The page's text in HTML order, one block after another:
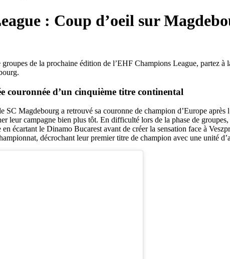
: Coup d’oeil sur
de la prochaine édition de l’EHF Champions League, partez
couronnée d’un cinquième titre continental
SC Magdebourg a retrouvé sa couronne de champion d’Europe
leur campagne bien plus tôt. En difficulté lors de la phase de
écartant le Dinamo Bucarest avant de créer la sensation face à
décrochant leur premier titre de champion avec une unité